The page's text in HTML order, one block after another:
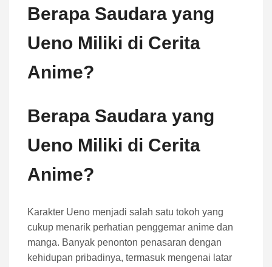
Berapa Saudara yang
Ueno Miliki di Cerita
Anime?
Berapa Saudara yang
Ueno Miliki di Cerita
Anime?
Karakter Ueno menjadi salah satu tokoh yang
cukup menarik perhatian penggemar anime dan
manga. Banyak penonton penasaran dengan
kehidupan pribadinya, termasuk mengenai latar